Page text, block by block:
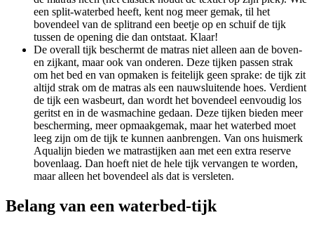
een split-waterbed heeft, kent nog meer gemak, til het
bovendeel van de splitrand een beetje op en schuif de tijk
tussen de opening die dan ontstaat. Klaar!
De overall tijk beschermt de matras niet alleen aan de boven-
en zijkant, maar ook van onderen. Deze tijken passen strak
om het bed en van opmaken is feitelijk geen sprake: de tijk zit
altijd strak om de matras als een nauwsluitende hoes. Verdient
de tijk een wasbeurt, dan wordt het bovendeel eenvoudig los
geritst en in de wasmachine gedaan. Deze tijken bieden meer
bescherming, meer opmaakgemak, maar het waterbed moet
leeg zijn om de tijk te kunnen aanbrengen. Van ons huismerk
Aqualijn bieden we matrastijken aan met een extra reserve
bovenlaag. Dan hoeft niet de hele tijk vervangen te worden,
maar alleen het bovendeel als dat is versleten.
Belang van een waterbed-tijk